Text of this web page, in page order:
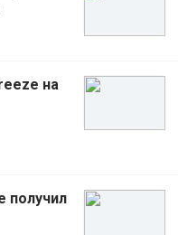
на
получил